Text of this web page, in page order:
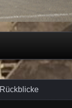
Rückblicke